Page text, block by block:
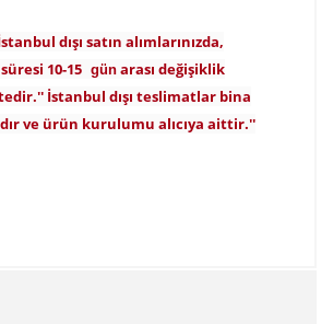
dışı satın alımlarınızda,
10-15 gün arası değişiklik
İstanbul dışı teslimatlar bina
ve ürün kurulumu alıcıya aittir.''